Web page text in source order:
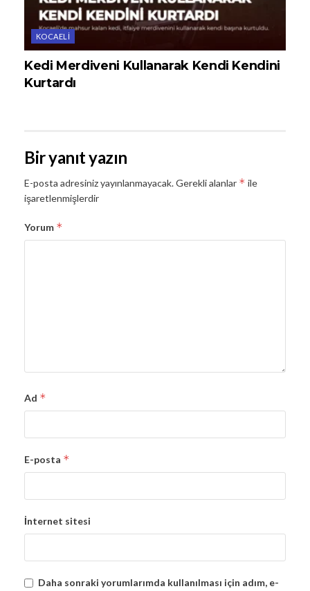
KOCAELI
Kedi Merdiveni Kullanarak Kendi Kendini
Kurtardı
Bir yanıt yazın
E-posta adresiniz yayınlanmayacak.Gerekli alanlar * ile
işaretlenmişlerdir
Yorum *
Ad *
E-posta *
İnternet sitesi
Daha sonraki yorumlarımda kullanılması için adım, e-